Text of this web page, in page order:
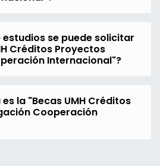
estudios se puede solicitar
Créditos Proyectos
Internacional"?
la "Becas UMH Créditos
Cooperación